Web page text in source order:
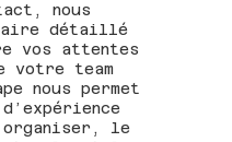
nous
détaillé
vos attentes
team
nous permet
organiser, le